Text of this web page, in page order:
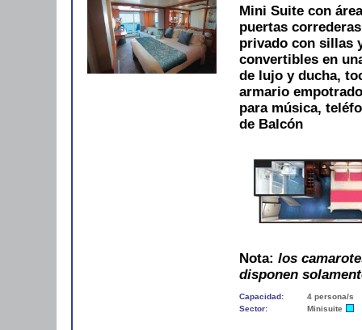
Mini Suite con
puertas
privado con sillas
convertibles en
de lujo y ducha,
armario
para música,
de Balcón
Nota: los
disponen
Capacidad:
4 persona/s
Sector:
Minisuite